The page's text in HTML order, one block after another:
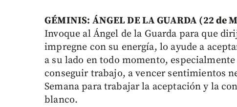
GÉMINIS: ÁNGEL DE LA GUARDA (22 de
Invoque al Ángel de la Guarda para que
impregne con su energía, lo ayude a
a su lado en todo momento,
conseguir trabajo, a vencer sentimientos
Semana para trabajar la aceptación y la
blanco.